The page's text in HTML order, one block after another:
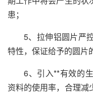
患；
5、拉伸铝圆片严
特性，保证给予的圆片
6、引入**有效的
资料的使用率，合理减